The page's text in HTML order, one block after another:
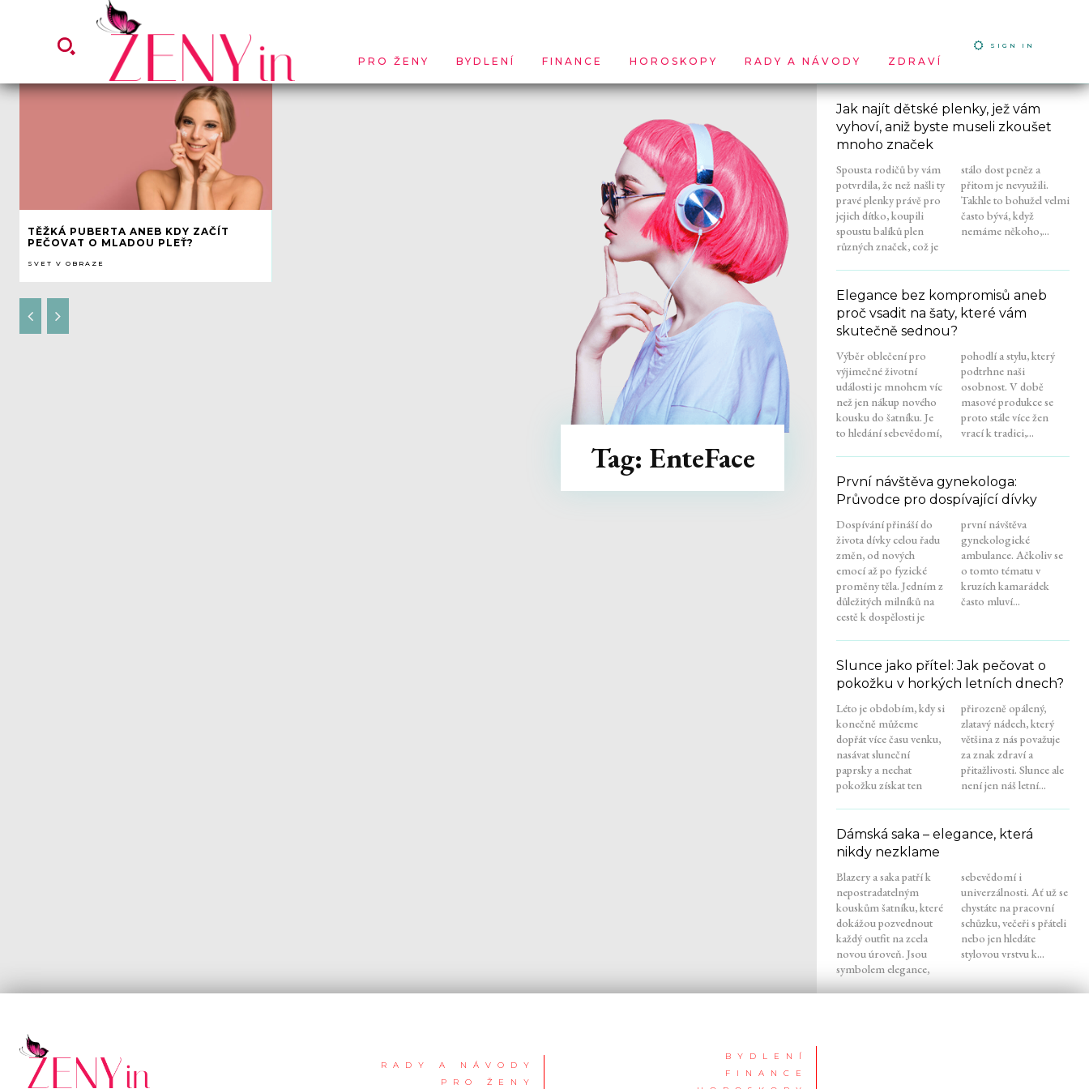
PRO ŽENY BYDLENÍ FINANCE HOROSKOPY RADY A NÁVODY ZDRAVÍ
SIGN IN
TĚŽKÁ PUBERTA ANEB KDY ZAČÍT
PEČOVAT O MLADOU PLEŤ?
SVET V OBRAZE
Tag: EnteFace
Jak najít dětské plenky, jež vám
vyhoví, aniž byste museli zkoušet
mnoho značek
Spousta rodičů by vám
potvrdila, že než našli ty
pravé plenky právě pro
jejich dítko, koupili
spoustu balíků plen
různých značek, což je
stálo dost peněz a
přitom je nevyužili.
Takhle to bohužel velmi
často bývá, když
nemáme někoho,...
Elegance bez kompromisů aneb
proč vsadit na šaty, které vám
skutečně sednou?
Výběr oblečení pro
výjimečné životní
události je mnohem víc
než jen nákup nového
kousku do šatníku. Je
to hledání sebevědomí,
pohodlí a stylu, který
podtrhne naši
osobnost. V době
masové produkce se
proto stále více žen
vrací k tradici,...
První návštěva gynekologa:
Průvodce pro dospívající dívky
Dospívání přináší do
života dívky celou řadu
změn, od nových
emocí až po fyzické
proměny těla. Jedním z
důležitých milníků na
cestě k dospělosti je
první návštěva
gynekologické
ambulance. Ačkoliv se
o tomto tématu v
kruzích kamarádek
často mluví...
Slunce jako přítel: Jak pečovat o
pokožku v horkých letních dnech?
Léto je obdobím, kdy si
konečně můžeme
dopřát více času venku,
nasávat sluneční
paprsky a nechat
pokožku získat ten
přirozeně opálený,
zlatavý nádech, který
většina z nás považuje
za znak zdraví a
přitažlivosti. Slunce ale
není jen náš letní...
Dámská saka – elegance, která
nikdy nezklame
Blazery a saka patří k
nepostradatelným
kouskům šatníku, které
dokážou pozvednout
každý outfit na zcela
novou úroveň. Jsou
symbolem elegance,
sebevědomí i
univerzálnosti. Ať už se
chystáte na pracovní
schůzku, večeři s přáteli
nebo jen hledáte
stylovou vrstvu k...
RADY A NÁVODY
PRO ŽENY
BYDLENÍ
FINANCE